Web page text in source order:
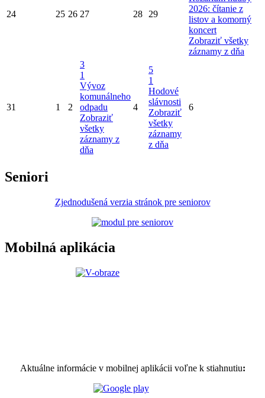
24 25 26 27 28 29
2026: čítanie z
listov a komorný
koncert
Zobraziť všetky
záznamy z dňa
31 1 2
3
1
Vývoz
komunálneho
odpadu
Zobraziť
všetky
záznamy z
dňa
4
5
1
Hodové
slávnosti
Zobraziť
všetky
záznamy
z dňa
6
Seniori
Zjednodušená verzia stránok pre seniorov
Mobilná aplikácia
Aktuálne informácie v mobilnej aplikácii voľne k stiahnutiu: